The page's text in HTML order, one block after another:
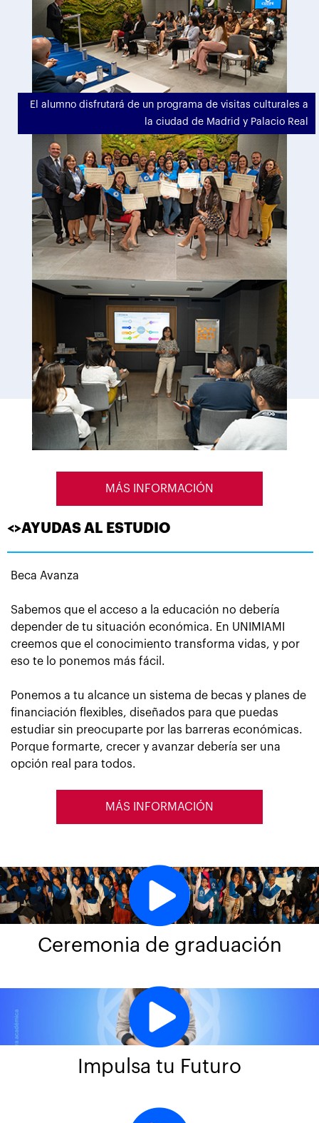
El alumno disfrutará de un programa de visitas culturales a
la ciudad de Madrid y Palacio Real
MÁS INFORMACIÓN
<>AYUDAS AL ESTUDIO
Beca Avanza
Sabemos que el acceso a la educación no debería
depender de tu situación económica. En UNIMIAMI
creemos que el conocimiento transforma vidas, y por
eso te lo ponemos más fácil.
Ponemos a tu alcance un sistema de becas y planes de
financiación flexibles, diseñados para que puedas
estudiar sin preocuparte por las barreras económicas.
Porque formarte, crecer y avanzar debería ser una
opción real para todos.
MÁS INFORMACIÓN
Ceremonia de graduación
Impulsa tu Futuro